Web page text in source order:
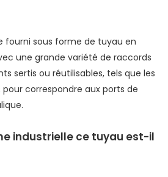
fourni sous forme de tuyau en
une grande variété de raccords
sertis ou réutilisables, tels que les
pour correspondre aux ports de
industrielle ce tuyau est-il